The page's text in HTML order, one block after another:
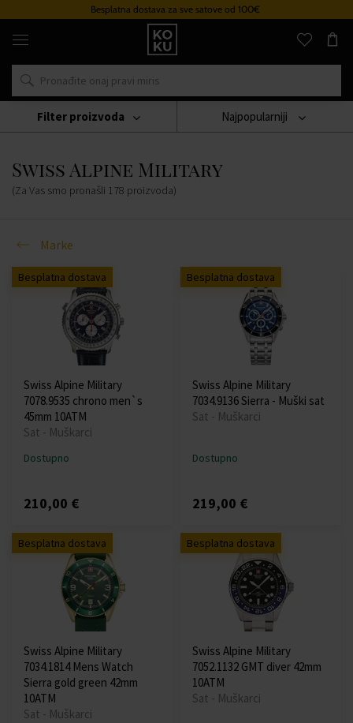
Besplatna dostava za sve satove od 100€
Originalni
parfemi
satovi
na
mjestu
Marke
Swiss Alpine Military
Swiss Alpine Military
(Za Vas smo pronašli 178 proizvoda)
Najpopularniji
Marke
Filter proizvoda
Besplatna dostava
Swiss Alpine Military
7078.9535 chrono men`s
45mm 10ATM
Sat - Muškarci
Dostupno
210,00 €
Besplatna dostava
Swiss Alpine Military
7034.9136 Sierra - Muški sat
Sat - Muškarci
Dostupno
219,00 €
Besplatna dostava
Swiss Alpine Military
7034.1814 Mens Watch
Sierra gold green 42mm
10ATM
Sat - Muškarci
Besplatna dostava
Swiss Alpine Military
7052.1132 GMT diver 42mm
10ATM
Sat - Muškarci